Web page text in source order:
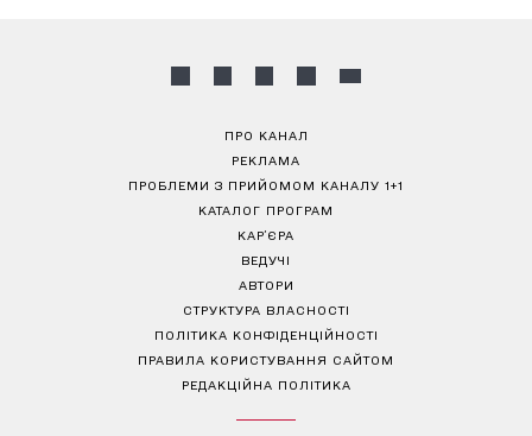
ПРО КАНАЛ
РЕКЛАМА
ПРОБЛЕМИ З ПРИЙОМОМ КАНАЛУ 1+1
КАТАЛОГ ПРОГРАМ
КАР’ЄРА
ВЕДУЧІ
АВТОРИ
СТРУКТУРА ВЛАСНОСТІ
ПОЛІТИКА КОНФІДЕНЦІЙНОСТІ
ПРАВИЛА КОРИСТУВАННЯ САЙТОМ
РЕДАКЦІЙНА ПОЛІТИКА